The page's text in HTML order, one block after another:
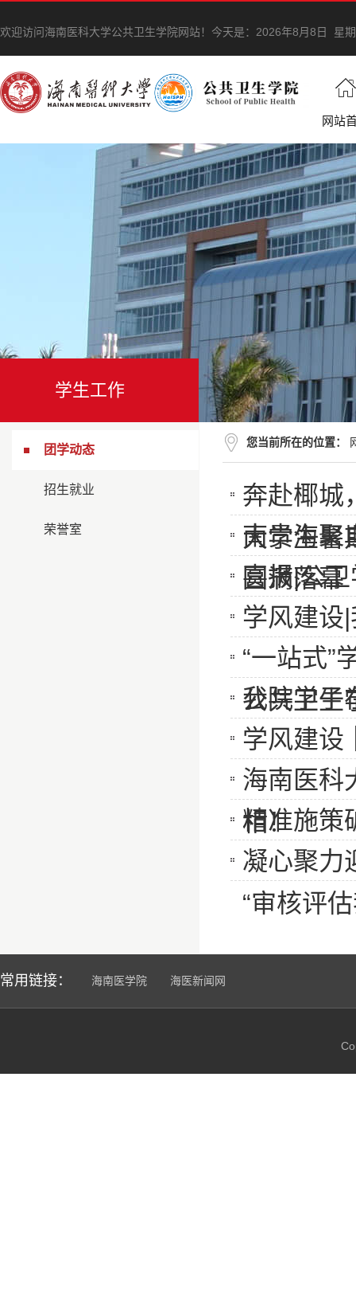
欢迎访问海南医科大学公共卫生学院网站！ 今天是： 2026年8月8日 星
网站
学生工作
团学动态
招生就业
荣誉室
您当前所在的位置：
奔赴椰城
大学生暑
南贵海
圆满落幕
喜报|公
学风建设
“一站式
公共卫生
我院学子
学风建设
海南医科
相！
精准施策
凝心聚
“审核评
常用链接： 海南医学院 海医新闻网